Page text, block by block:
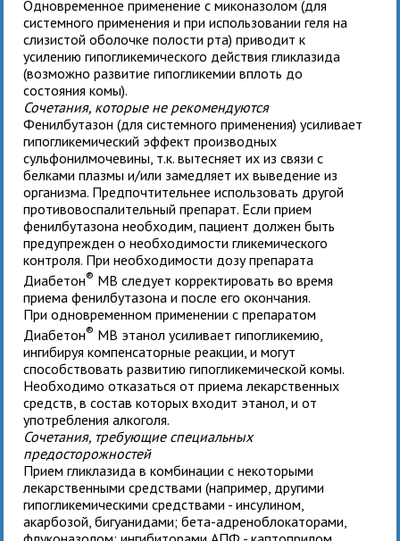
Одновременное применение с миконазолом (для
системного применения и при использовании геля на
слизистой оболочке полости рта) приводит к
усилению гипогликемического действия гликлазида
(возможно развитие гипогликемии вплоть до
состояния комы).
Сочетания, которые не рекомендуются
Фенилбутазон (для системного применения) усиливает
гипогликемический эффект производных
сульфонилмочевины, т.к. вытесняет их из связи с
белками плазмы и/или замедляет их выведение из
организма. Предпочтительнее использовать другой
противовоспалительный препарат. Если прием
фенилбутазона необходим, пациент должен быть
предупрежден о необходимости гликемического
контроля. При необходимости дозу препарата
Диабетон® MB следует корректировать во время
приема фенилбутазона и после его окончания.
При одновременном применении с препаратом
Диабетон® MB этанол усиливает гипогликемию,
ингибируя компенсаторные реакции, и могут
способствовать развитию гипогликемической комы.
Необходимо отказаться от приема лекарственных
средств, в состав которых входит этанол, и от
употребления алкоголя.
Сочетания, требующие специальных
предосторожностей
Прием гликлазида в комбинации с некоторыми
лекарственными средствами (например, другими
гипогликемическими средствами - инсулином,
акарбозой, бигуанидами; бета-адреноблокаторами,